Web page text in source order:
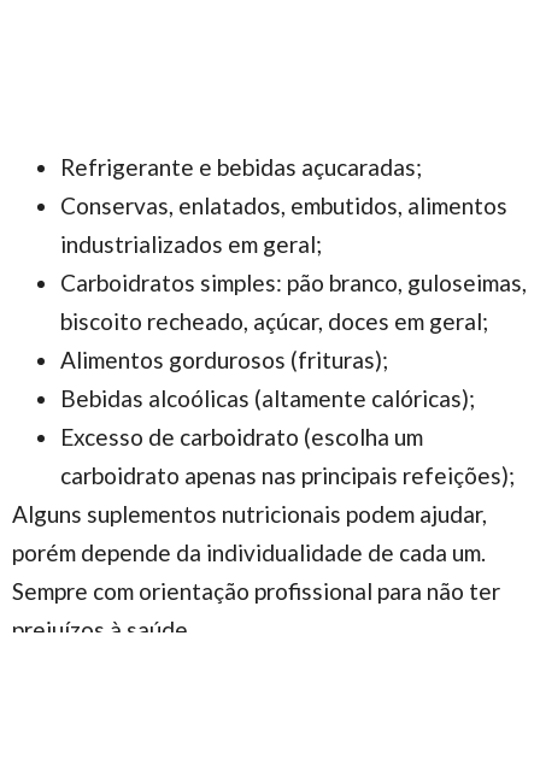
Refrigerante e bebidas açucaradas;
Conservas, enlatados, embutidos, alimentos
industrializados em geral;
Carboidratos simples: pão branco, guloseimas,
biscoito recheado, açúcar, doces em geral;
Alimentos gordurosos (frituras);
Bebidas alcoólicas (altamente calóricas);
Excesso de carboidrato (escolha um
carboidrato apenas nas principais refeições);
Alguns suplementos nutricionais podem ajudar,
porém depende da individualidade de cada um.
Sempre com orientação profissional para não ter
prejuízos à saúde.